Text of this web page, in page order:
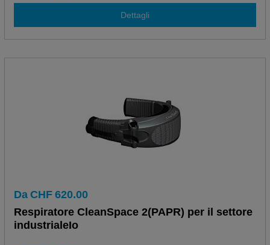
Dettagli
Da CHF 620.00
Respiratore CleanSpace 2(PAPR) per il settore
industrialeIo